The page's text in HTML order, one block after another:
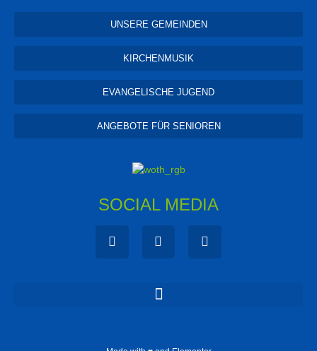
UNSERE GEMEINDEN
KIRCHENMUSIK
EVANGELISCHE JUGEND
ANGEBOTE FÜR SENIOREN
SOCIAL MEDIA